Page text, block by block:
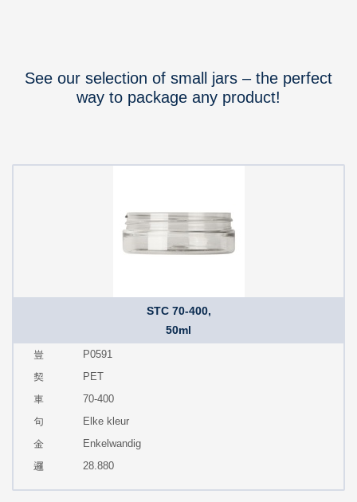
See our selection of small jars – the perfect
way to package any product!
STC 70-400,
50ml
P0591
PET
70-400
Elke kleur
Enkelwandig
28.880